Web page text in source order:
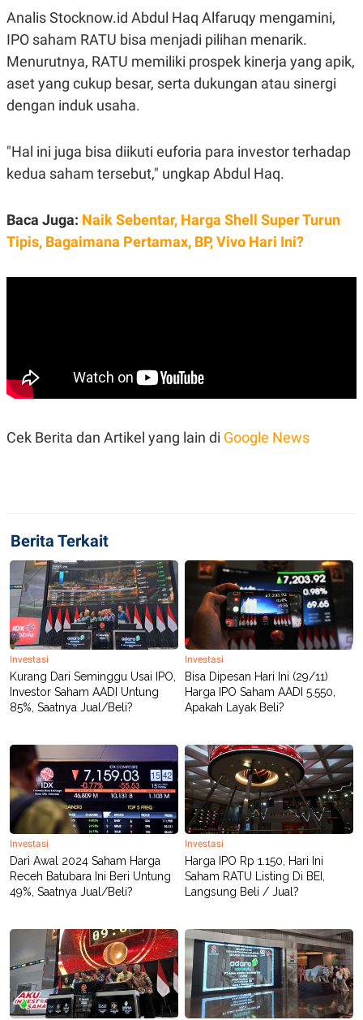
Analis Stocknow.id Abdul Haq Alfaruqy mengamini,
IPO saham RATU bisa menjadi pilihan menarik.
Menurutnya, RATU memiliki prospek kinerja yang apik,
aset yang cukup besar, serta dukungan atau sinergi
dengan induk usaha.
"Hal ini juga bisa diikuti euforia para investor terhadap
kedua saham tersebut," ungkap Abdul Haq.
Baca Juga: Naik Sebentar, Harga Shell Super Turun
Tipis, Bagaimana Pertamax, BP, Vivo Hari Ini?
Cek Berita dan Artikel yang lain di Google News
Berita Terkait
Investasi
Kurang Dari Seminggu Usai IPO,
Investor Saham AADI Untung
85%, Saatnya Jual/Beli?
Investasi
Bisa Dipesan Hari Ini (29/11)
Harga IPO Saham AADI 5.550,
Apakah Layak Beli?
Investasi
Dari Awal 2024 Saham Harga
Receh Batubara Ini Beri Untung
49%, Saatnya Jual/Beli?
Investasi
Harga IPO Rp 1.150, Hari Ini
Saham RATU Listing Di BEI,
Langsung Beli / Jual?